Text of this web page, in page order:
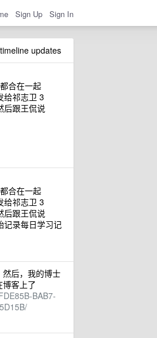
Sign Up Sign In
updates
合在一起
给祁志卫 3
后跟王侃说
合在一起
给祁志卫 3
后跟王侃说
记录每日学习记
后，我的博士
博客上了
BAB7-